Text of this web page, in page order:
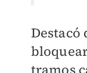
Destacó